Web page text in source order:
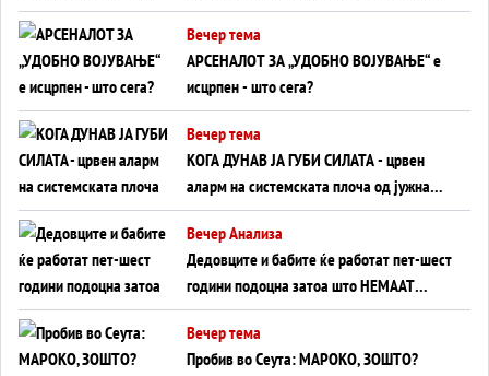
БЕЗ ФРОНТ
Вечер тема
АРСЕНАЛОТ ЗА „УДОБНО ВОЈУВАЊЕ“ е
исцрпен - што сега?
Вечер тема
КОГА ДУНАВ ЈА ГУБИ СИЛАТА - црвен
аларм на системската плоча од јужна
Германија до Црното Море...
Вечер Анализа
Дедовците и бабите ќе работат пет-шест
години подоцна затоа што НЕМААТ
ВНУЦИ ДА ГИ ЗАМЕНАТ
Вечер тема
Пробив во Сеута: МАРОКО, ЗОШТО?